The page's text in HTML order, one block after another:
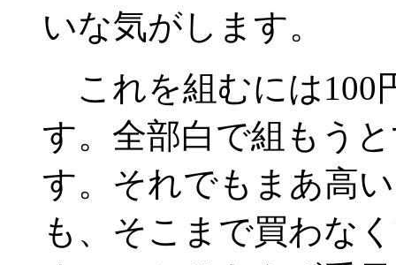
いな気がします。
これを組むには100
す。全部白で組もう
す。それでもまあ高
も、そこまで買わな